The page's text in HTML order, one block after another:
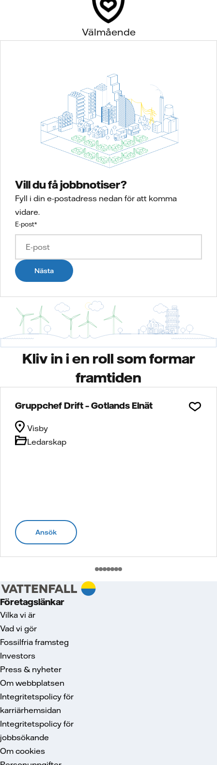
Välmående
Vill du få jobbnotiser?
Fyll i din e-postadress nedan för att komma
vidare.
E-post*
Nästa
Kliv in i en roll som formar
framtiden
Gruppchef Drift – Gotlands Elnät
Ledarskap
Visby
Ansök
Företagslänkar
Vilka vi är
Vad vi gör
Fossilfria framsteg
Investors
Press & nyheter
Om webbplatsen
Integritetspolicy för
karriärhemsidan
Integritetspolicy för
jobbsökande
Om cookies